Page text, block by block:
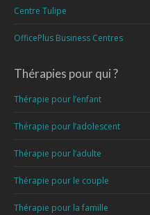
Centre Tulipe
OfficePlus Business Centres
Thérapies pour qui ?
Thérapie pour l’enfant
Thérapie pour l’adolescent
Thérapie pour l’adulte
Thérapie pour le couple
Thérapie pour la famille